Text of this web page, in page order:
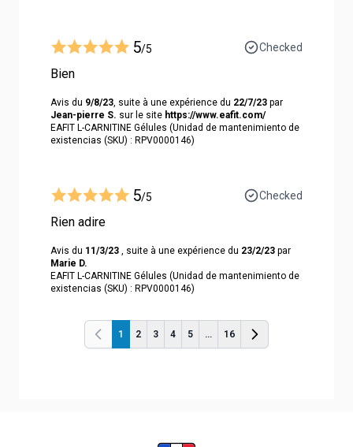
5/5 Checked
Bien
Avis du 9/8/23 , suite à une expérience du 22/7/23 par
Jean-pierre S. sur le site https://www.eafit.com/
EAFIT L-CARNITINE Gélules (Unidad de mantenimiento de
existencias (SKU) : RPV0000146)
5/5 Checked
Rien adire
Avis du 11/3/23 , suite à une expérience du 23/2/23 par
Marie D.
EAFIT L-CARNITINE Gélules (Unidad de mantenimiento de
existencias (SKU) : RPV0000146)
Anterior
1 2 3 4 5 ... 16
Anterior